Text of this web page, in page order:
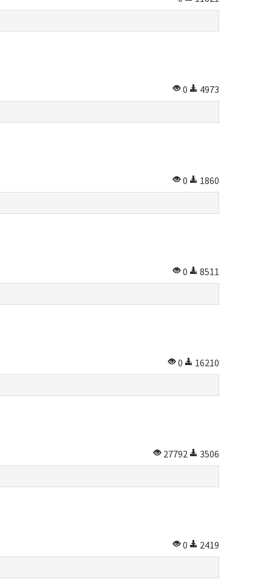
0
4973
0
1860
0
8511
0
16210
27792
3506
0
2419